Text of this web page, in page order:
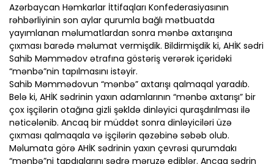
Azərbaycan Həmkarlar İttifaqları Konfederasiyasının
rəhbərliyinin son aylar qurumla bağlı mətbuatda
yayımlanan məlumatlardan sonra mənbə axtarışına
çıxması barədə məlumat vermişdik. Bildirmişdik ki, AHİK sədri
Sahib Məmmədov ətrafına göstəriş verərək içəridəki
“mənbə”nin tapılmasını istəyir.
Sahib Məmmədovun “mənbə” axtarışı qalmaqal yaradıb.
Belə ki, AHİK sədrinin yaxın adamlarının “mənbə axtarışı” bir
çox işçilərin otağına gizli şəkldə dinləyici quraşdırılması ilə
nəticələnib. Ancaq bir müddət sonra dinləyiciləri üzə
çıxması qalmaqala və işçilərin qəzəbinə səbəb olub.
Məlumata görə AHİK sədrinin yaxın çevrəsi qurumdakı
“mənbə”ni tapdıqlarını sədrə məruzə ediblər. Ancaq sədrin